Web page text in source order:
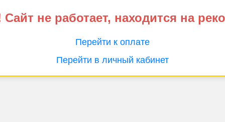
не работает, находится на
Перейти к оплате
Перейти в личный кабинет